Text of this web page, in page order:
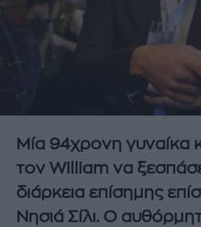
Μία 94χρονη γυναίκα
τον William να
διάρκεια επίσημης
Νησιά Σίλι. Ο